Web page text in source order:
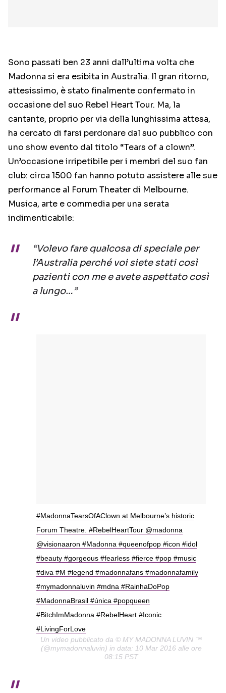
Sono passati ben 23 anni dall’ultima volta che
Madonna si era esibita in Australia. Il gran ritorno,
attesissimo, è stato finalmente confermato in
occasione del suo Rebel Heart Tour. Ma, la
cantante, proprio per via della lunghissima attesa,
ha cercato di farsi perdonare dal suo pubblico con
uno show evento dal titolo “Tears of a clown”.
Un’occasione irripetibile per i membri del suo fan
club: circa 1500 fan hanno potuto assistere alle sue
performance al Forum Theater di Melbourne.
Musica, arte e commedia per una serata
indimenticabile:
“Volevo fare qualcosa di speciale per
l’Australia perché voi siete stati così
pazienti con me e avete aspettato così
a lungo…”
#MadonnaTearsOfAClown at Melbourne’s historic
Forum Theatre. #RebelHeartTour @madonna
@visionaaron #Madonna #queenofpop #icon #idol
#beauty #gorgeous #fearless #fierce #pop #music
#diva #M #legend #madonnafans #madonnafamily
#mymadonnaluvin #mdna #RainhaDoPop
#MadonnaBrasil #única #popqueen
#BitchImMadonna #RebelHeart #Iconic
#LivingForLove
Un video pubblicato da © MY MADONNA LUVIN ™
(@mymadonnaluvin) in data: 10 Mar 2016 alle ore
08:15 PST